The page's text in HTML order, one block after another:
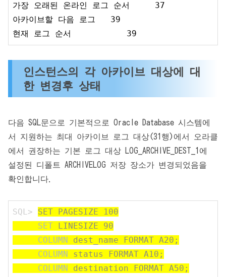
가장 오래된 온라인 로그 순서     37
아카이브할 다음 로그   39
현재 로그 순서           39
인스턴스의 각 아카이브 대상에 대
한 변경후 상태
다음 SQL문으로 기본적으로 Oracle Database 시스템에
서 지원하는 최대 아카이브 로그 대상(31행)에서 오라클
에서 권장하는 기본 로그 대상 LOG_ARCHIVE_DEST_1에
설정된 디폴트 ARCHIVELOG 저장 장소가 변경되었음을
확인합니다.
SQL>
SET PAGESIZE 100
SET LINESIZE 90
COLUMN
dest_name FORMAT A20;
COLUMN
status FORMAT A10;
COLUMN
destination FORMAT A50;